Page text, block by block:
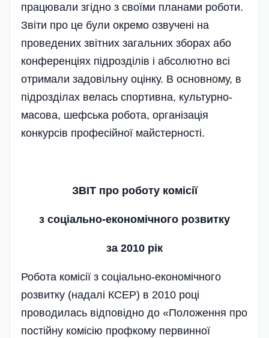
працювали згідно з своїми планами роботи.
Звіти про це були окремо озвучені на
проведених звітних загальних зборах або
конференціях підрозділів і абсолютно всі
отримали задовільну оцінку. В основному, в
підрозділах велась спортивна, культурно-
масова, шефська робота, організація
конкурсів професійної майстерності.
ЗВІТ про роботу комісії
з соціально-економічного розвитку
за 2010 рік
Робота комісії з соціально-економічного
розвитку (надалі КСЕР) в 2010 році
проводилась відповідно до «Положення про
постійну комісію профкому первинної